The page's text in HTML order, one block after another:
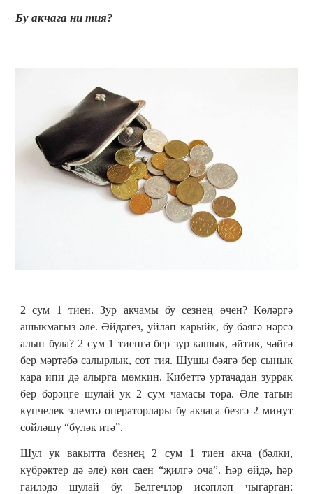
Бу акчага ни тия?
2 сум 1 тиен. Зур акчамы бу сезнең өчен? Көләргә
ашыкмагыз әле. Әйдәгез, уйлап карыйк, бу бәягә нәрсә
алып була? 2 сум 1 тиенгә бер зур кашык, әйтик, чәйгә
бер мәртәбә салырлык, сөт тия. Шушы бәягә бер сынык
кара ипи дә алырга мөмкин. Кибеттә уртачадан зуррак
бер бәрәңге шулай ук 2 сум чамасы тора. Әле тагын
күпчелек элемтә операторлары бу акчага безгә 2 минут
сөйләшү “бүләк итә”.
Шул ук вакытта безнең 2 сум 1 тиен акча (бәлки,
күбрәктер дә әле) көн саен “җилгә оча”. Һәр өйдә, һәр
гаиләдә шулай бу. Белгечләр исәпләп чыгарган: